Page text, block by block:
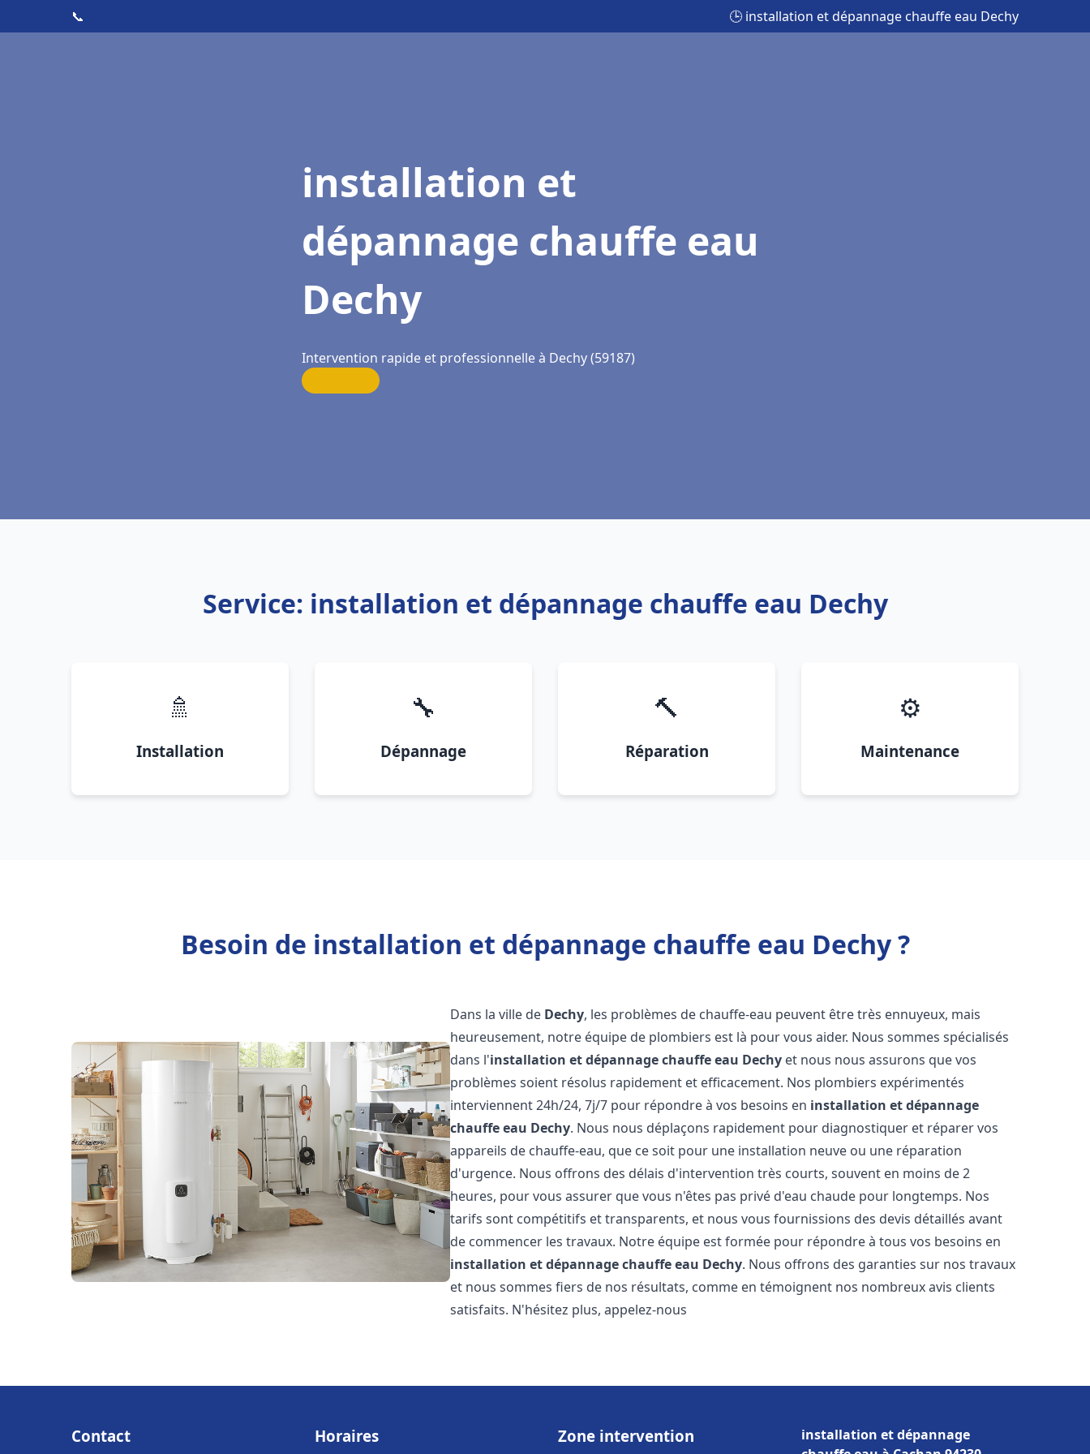
📞 🕒 installation et dépannage chauffe eau Dechy
installation et
dépannage chauffe eau
Dechy
Intervention rapide et professionnelle à Dechy (59187)
Service: installation et dépannage chauffe eau Dechy
🚿
Installation
🔧
Dépannage
🔨
Réparation
⚙️
Maintenance
Besoin de installation et dépannage chauffe eau Dechy ?
Dans la ville de Dechy, les problèmes de chauffe-eau peuvent être très ennuyeux, mais
heureusement, notre équipe de plombiers est là pour vous aider. Nous sommes spécialisés
dans l'installation et dépannage chauffe eau Dechy et nous nous assurons que vos
problèmes soient résolus rapidement et efficacement. Nos plombiers expérimentés
interviennent 24h/24, 7j/7 pour répondre à vos besoins en installation et dépannage
chauffe eau Dechy. Nous nous déplaçons rapidement pour diagnostiquer et réparer vos
appareils de chauffe-eau, que ce soit pour une installation neuve ou une réparation
d'urgence. Nous offrons des délais d'intervention très courts, souvent en moins de 2
heures, pour vous assurer que vous n'êtes pas privé d'eau chaude pour longtemps. Nos
tarifs sont compétitifs et transparents, et nous vous fournissions des devis détaillés avant
de commencer les travaux. Notre équipe est formée pour répondre à tous vos besoins en
installation et dépannage chauffe eau Dechy. Nous offrons des garanties sur nos travaux
et nous sommes fiers de nos résultats, comme en témoignent nos nombreux avis clients
satisfaits. N'hésitez plus, appelez-nous
Contact Horaires Zone intervention
installation et dépannage